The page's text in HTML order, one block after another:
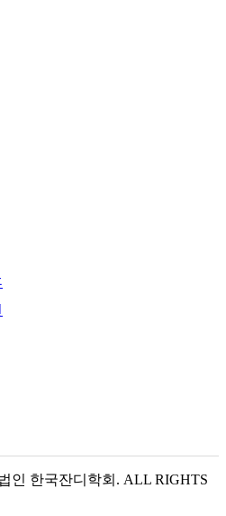
인 한국잔디학회. ALL RIGHTS